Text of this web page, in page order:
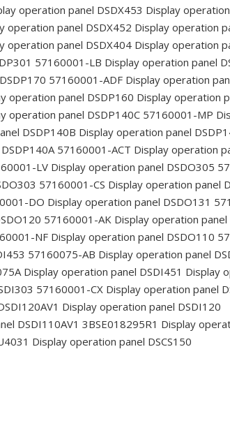
operation panel DSDX453 Display
operation panel DSDX452 Display operation
operation panel DSDX404 Display operation
57160001-LB Display operation panel
57160001-ADF Display operation
operation panel DSDP160 Display operation
operation panel DSDP140C 57160001-MP
DSDP140B Display operation panel
57160001-ACT Display operation
LV Display operation panel DSDO305
57160001-CS Display operation panel
DO Display operation panel DSDO131
57160001-AK Display operation panel
NF Display operation panel DSDO110
57160075-AB Display operation panel
Display operation panel DSDI451 Display
57160001-CX Display operation panel
Display operation panel DSDI120
DSDI110AV1 3BSE018295R1 Display
Display operation panel DSCS150